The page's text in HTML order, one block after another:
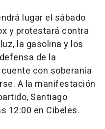
lugar el sábado
y protestará contra
la gasolina y los
de la
con soberanía
A la manifestación
Santiago
12:00 en Cibeles.